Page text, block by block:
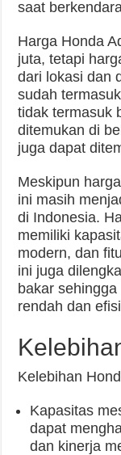
saat
Harga Honda
juta, tetapi
dari lokasi dan
sudah
tidak termasuk
ditemukan di
juga dapat
Meskipun
ini masih
di Indonesia.
memiliki
modern, dan
ini juga
bakar
rendah dan
Kelebihan
Kapasitas
dapat
dan kinerja